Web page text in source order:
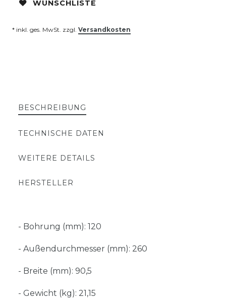
WUNSCHLISTE
* inkl. ges. MwSt. zzgl. Versandkosten
BESCHREIBUNG
TECHNISCHE DATEN
WEITERE DETAILS
HERSTELLER
- Bohrung (mm): 120
- Außendurchmesser (mm): 260
- Breite (mm): 90,5
- Gewicht (kg): 21,15